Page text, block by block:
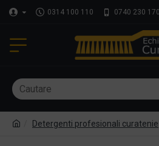
0314 100 110 0740 230 170
Detergenti profesionali curatenie